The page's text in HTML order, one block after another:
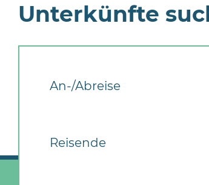
Unterkünfte
An-/Abreise
Reisende